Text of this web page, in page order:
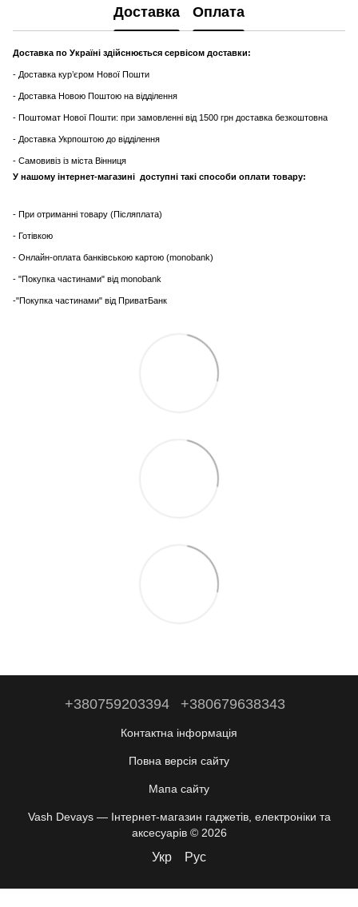
Доставка Оплата
Доставка по Україні здійснюється сервісом доставки:
- Доставка кур’єром Нової Пошти
- Доставка Новою Поштою на відділення
- Поштомат Нової Пошти: при замовленні від 1500 грн доставка безкоштовна
- Доставка Укрпоштою до відділення
- Самовивіз із міста Вінниця
У нашому інтернет-магазині доступні такі способи оплати товару:
- При отриманні товару (Післяплата)
- Готівкою
- Онлайн-оплата банківською картою (monobank)
- "Покупка частинами" від monobank
-"Покупка частинами" від ПриватБанк
+380759203394 +380679638343
Контактна інформація
Повна версія сайту
Мапа сайту
Vash Devays — Інтернет-магазин гаджетів, електроніки та
аксесуарів © 2026
Укр Рус